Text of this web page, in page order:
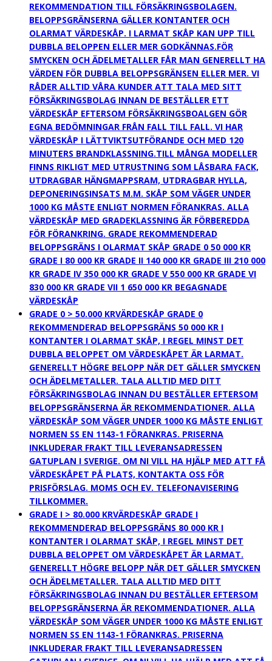
REKOMMENDATION TILL FÖRSÄKRINGSBOLAGEN.
BELOPPSGRÄNSERNA GÄLLER KONTANTER OCH
OLARMAT VÄRDESKÅP. I LARMAT SKÅP KAN UPP TILL
DUBBLA BELOPPEN ELLER MER GODKÄNNAS.FÖR
SMYCKEN OCH ÄDELMETALLER FÅR MAN GENERELLT HA
VÄRDEN FÖR DUBBLA BELOPPSGRÄNSEN ELLER MER. VI
RÅDER ALLTID VÅRA KUNDER ATT TALA MED SITT
FÖRSÄKRINGSBOLAG INNAN DE BESTÄLLER ETT
VÄRDESKÅP EFTERSOM FÖRSÄKRINGSBOALGEN GÖR
EGNA BEDÖMNINGAR FRÅN FALL TILL FALL. VI HAR
VÄRDESKÅP I LÄTTVIKTSUTFÖRANDE OCH MED 120
MINUTERS BRANDKLASSNING.TILL MÅNGA MODELLER
FINNS RIKLIGT MED UTRUSTNING SOM LÅSBARA FACK,
UTDRAGBAR HÄNGMAPPSRAM, UTDRAGBAR HYLLA,
DEPONERINGSINSATS M.M. SKÅP SOM VÄGER UNDER
1000 KG MÅSTE ENLIGT NORMEN FÖRANKRAS. ALLA
VÄRDESKÅP MED GRADEKLASSNING ÄR FÖRBEREDDA
FÖR FÖRANKRING. GRADE REKOMMENDERAD
BELOPPSGRÄNS I OLARMAT SKÅP GRADE 0 50 000 KR
GRADE I 80 000 KR GRADE II 140 000 KR GRADE III 210 000
KR GRADE IV 350 000 KR GRADE V 550 000 KR GRADE VI
830 000 KR GRADE VII 1 650 000 KR BEGAGNADE
VÄRDESKÅP
GRADE 0 > 50.000 KRVÄRDESKÅP GRADE 0
REKOMMENDERAD BELOPPSGRÄNS 50 000 KR I
KONTANTER I OLARMAT SKÅP, I REGEL MINST DET
DUBBLA BELOPPET OM VÄRDESKÅPET ÄR LARMAT.
GENERELLT HÖGRE BELOPP NÄR DET GÄLLER SMYCKEN
OCH ÄDELMETALLER. TALA ALLTID MED DITT
FÖRSÄKRINGSBOLAG INNAN DU BESTÄLLER EFTERSOM
BELOPPSGRÄNSERNA ÄR REKOMMENDATIONER. ALLA
VÄRDESKÅP SOM VÄGER UNDER 1000 KG MÅSTE ENLIGT
NORMEN SS EN 1143-1 FÖRANKRAS. PRISERNA
INKLUDERAR FRAKT TILL LEVERANSADRESSEN
GATUPLAN I SVERIGE. OM NI VILL HA HJÄLP MED ATT FÅ
VÄRDESKÅPET PÅ PLATS, KONTAKTA OSS FÖR
PRISFÖRSLAG. MOMS OCH EV. TELEFONAVISERING
TILLKOMMER.
GRADE I > 80.000 KRVÄRDESKÅP GRADE I
REKOMMENDERAD BELOPPSGRÄNS 80 000 KR I
KONTANTER I OLARMAT SKÅP, I REGEL MINST DET
DUBBLA BELOPPET OM VÄRDESKÅPET ÄR LARMAT.
GENERELLT HÖGRE BELOPP NÄR DET GÄLLER SMYCKEN
OCH ÄDELMETALLER. TALA ALLTID MED DITT
FÖRSÄKRINGSBOLAG INNAN DU BESTÄLLER EFTERSOM
BELOPPSGRÄNSERNA ÄR REKOMMENDATIONER. ALLA
VÄRDESKÅP SOM VÄGER UNDER 1000 KG MÅSTE ENLIGT
NORMEN SS EN 1143-1 FÖRANKRAS. PRISERNA
INKLUDERAR FRAKT TILL LEVERANSADRESSEN